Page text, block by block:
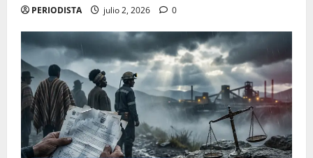
PERIODISTA julio 2, 2026 0